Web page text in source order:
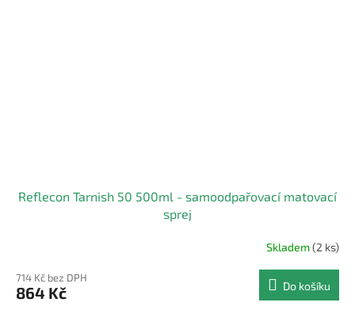
Reflecon Tarnish 50 500ml - samoodpařovací matovací
sprej
Skladem(2 ks)
714 Kč bez DPH
864 Kč Do košíku